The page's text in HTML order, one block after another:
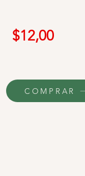
$12,00Precio
COMPRAR